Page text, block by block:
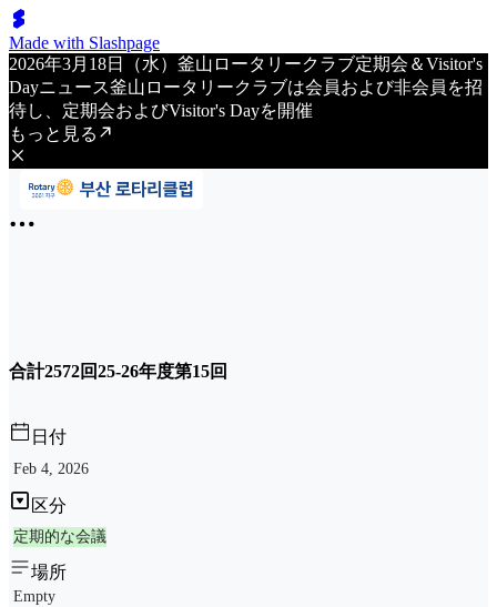
Made with Slashpage
2026年3月18日（水）釜山ロータリークラブ定期会＆Visitor's
Dayニュース釜山ロータリークラブは会員および非会員を招
待し、定期会およびVisitor's Dayを開催
もっと見る
合計2572回25-26年度第15回
日付
Feb 4, 2026
区分
定期的な会議
場所
Empty